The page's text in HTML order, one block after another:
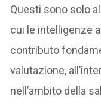
Questi sono solo
cui le intelligenze
contributo
valutazione,
nell’ambito della